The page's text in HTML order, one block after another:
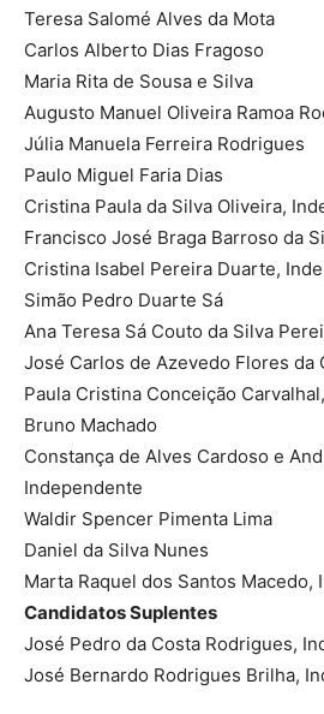
Teresa Salomé Alves da Mota
Carlos Alberto Dias Fragoso
Maria Rita de Sousa e Silva
Augusto Manuel Oliveira Ramoa
Júlia Manuela Ferreira Rodrigues
Paulo Miguel Faria Dias
Cristina Paula da Silva Oliveira,
Francisco José Braga Barroso da
Cristina Isabel Pereira Duarte,
Simão Pedro Duarte Sá
Ana Teresa Sá Couto da Silva
José Carlos de Azevedo Flores da
Paula Cristina Conceição
Bruno Machado
Constança de Alves Cardoso e
Independente
Waldir Spencer Pimenta Lima
Daniel da Silva Nunes
Marta Raquel dos Santos Macedo,
Candidatos Suplentes
José Pedro da Costa Rodrigues,
José Bernardo Rodrigues Brilha,